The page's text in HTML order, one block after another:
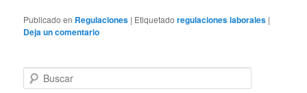
Publicado en Regulaciones | Etiquetado regulaciones laborales |
Deja un comentario
u